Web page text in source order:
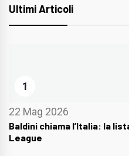
Ultimi Articoli
1
22 Mag 2026
Baldini chiama l’Italia: la
League